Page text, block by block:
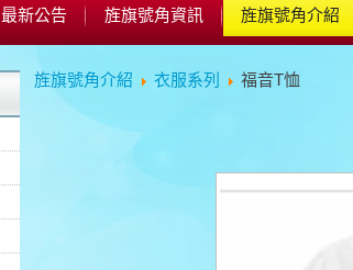
最新公告 旌旗號角資訊 旌旗號角介紹
旌旗號角介紹 衣服系列 福音T恤